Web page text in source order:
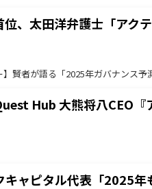
位、太田洋弁護士「ア
賢者が語る「2025年ガバナンス予
Hub 大熊将八CEO『
ャピタル代表「2025年